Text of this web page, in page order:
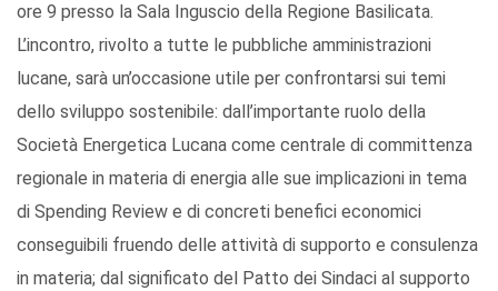
ore 9 presso la Sala Inguscio della Regione Basilicata.
L’incontro, rivolto a tutte le pubbliche amministrazioni
lucane, sarà un’occasione utile per confrontarsi sui temi
dello sviluppo sostenibile: dall’importante ruolo della
Società Energetica Lucana come centrale di committenza
regionale in materia di energia alle sue implicazioni in tema
di Spending Review e di concreti benefici economici
conseguibili fruendo delle attività di supporto e consulenza
in materia; dal significato del Patto dei Sindaci al supporto